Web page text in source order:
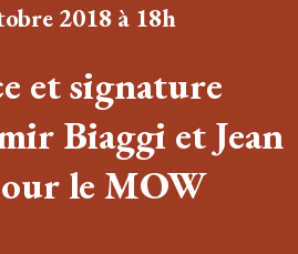
2018 à 18h
et signature
Biaggi et Jean
le MOW